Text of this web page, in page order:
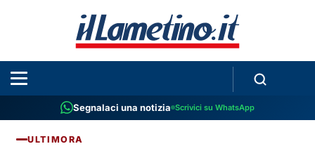
Segnalaci una notizia Scrivici su WhatsApp
ULTIMORA